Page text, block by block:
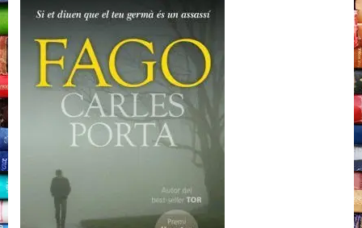
Carles
Porta,
La
Campana,
2012